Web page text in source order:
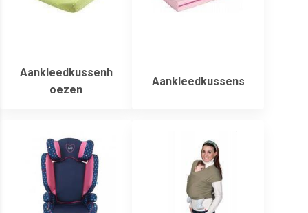
Aankleedkussenh
oezen
Aankleedkussens